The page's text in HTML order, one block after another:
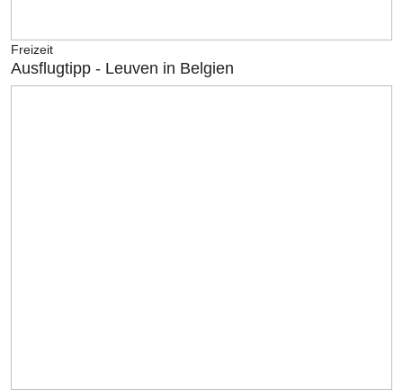
Freizeit
Ausflugtipp - Leuven in Belgien